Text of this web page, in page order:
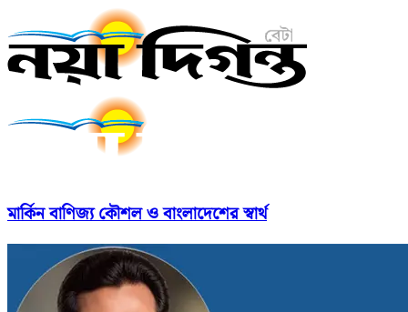
মার্কিন বাণিজ্য কৌশল ও বাংলাদেশের স্বার্থ